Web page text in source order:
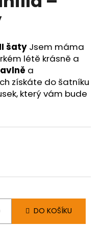
šaty Jsem máma
létě krásně a
a
získáte do šatníku
který vám bude
DO KOŠÍKU